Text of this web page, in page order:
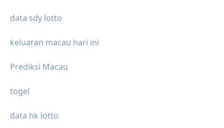
data sdy lotto
keluaran macau hari ini
Prediksi Macau
togel
data hk lotto